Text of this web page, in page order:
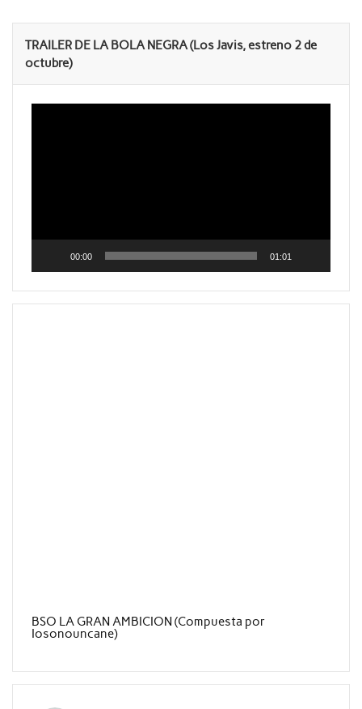
TRAILER DE LA BOLA NEGRA (Los Javis, estreno 2 de
octubre)
Reproductor
00:00 01:01
BSO LA GRAN AMBICION (Compuesta por
Iosonouncane)